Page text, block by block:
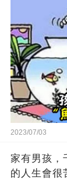
2023/07/03
家有男孩，
的人生會很